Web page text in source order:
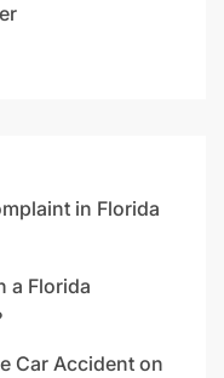
in Florida
a Florida
Car Accident on